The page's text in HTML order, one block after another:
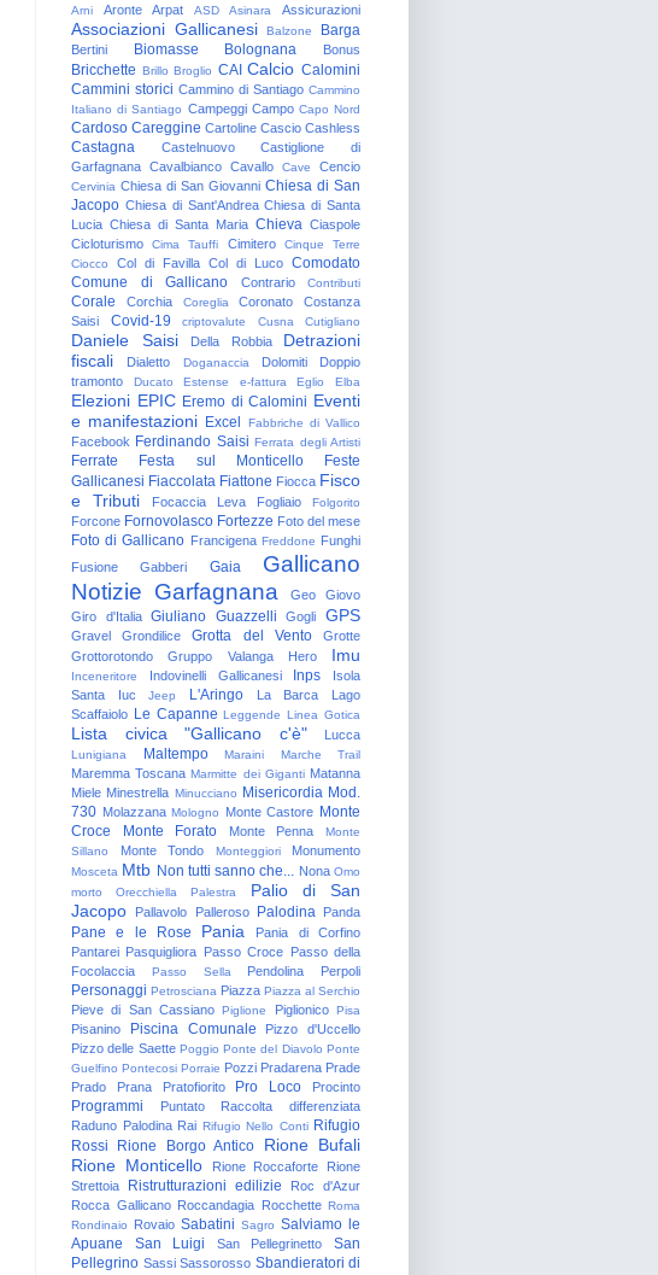
Arni Aronte Arpat ASD Asinara Assicurazioni
Associazioni Gallicanesi Balzone Barga
Bertini Biomasse Bolognana Bonus
Bricchette Brillo Broglio CAI Calcio Calomini
Cammini storici Cammino di Santiago Cammino
Italiano di Santiago Campeggi Campo Capo Nord
Cardoso Careggine Cartoline Cascio Cashless
Castagna Castelnuovo
Castiglione di
Garfagnana Cavalbianco Cavallo Cave Cencio
Cervinia Chiesa di San Giovanni Chiesa di San
Jacopo Chiesa di Sant'Andrea Chiesa di Santa
Lucia Chiesa di Santa Maria Chieva Ciaspole
Cicloturismo
Cima Tauffi Cimitero
Cinque Terre
Ciocco
Col di Favilla Col di Luco Comodato
Comune di Gallicano
Contrario Contributi
Corale Corchia Coreglia Coronato
Costanza
Saisi
Covid-19 criptovalute Cusna Cutigliano
Daniele Saisi Della Robbia
Detrazioni
fiscali
Dialetto Doganaccia Dolomiti
Doppio
tramonto
Ducato Estense e-fattura Eglio Elba
Elezioni EPIC Eremo di Calomini Eventi
e manifestazioni Excel Fabbriche di Vallico
Facebook Ferdinando Saisi Ferrata degli Artisti
Ferrate Festa sul Monticello
Feste
Gallicanesi Fiaccolata Fiattone Fiocca Fisco
e Tributi
Focaccia Leva Fogliaio Folgorito
Forcone Fornovolasco Fortezze Foto del mese
Foto di Gallicano Francigena Freddone Funghi
Fusione
Gabberi Gaia
Gallicano
Notizie Garfagnana Geo
Giovo
Giro d'Italia
Giuliano Guazzelli Gogli GPS
Gravel Grondilice Grotta del Vento
Grotte
Grottorotondo
Gruppo Valanga Hero Imu
Inceneritore Indovinelli Gallicanesi Inps
Isola
Santa
Iuc Jeep L'Aringo La Barca
Lago
Scaffaiolo Le Capanne Leggende Linea Gotica
Lista civica "Gallicano c'è" Lucca
Lunigiana Maltempo Maraini Marche Trail
Maremma Toscana Marmitte dei Giganti Matanna
Miele Minestrella Minucciano Misericordia Mod.
730 Molazzana Mologno Monte Castore Monte
Croce
Monte Forato Monte Penna
Monte
Sillano
Monte Tondo Monteggiori Monumento
Mosceta Mtb Non tutti sanno che... Nona Omo
morto
Orecchiella Palestra
Palio di San
Jacopo
Pallavolo Palleroso Palodina Panda
Pane e le Rose Pania
Pania di Corfino
Pantarei Pasquigliora Passo Croce Passo della
Focolaccia
Passo Sella Pendolina Perpoli
Personaggi Petrosciana Piazza Piazza al Serchio
Pieve di San Cassiano Piglione Piglionico Pisa
Pisanino Piscina Comunale
Pizzo d'Uccello
Pizzo delle Saette Poggio Ponte del Diavolo Ponte
Guelfino Pontecosi Porraie Pozzi Pradarena Prade
Prado
Prana Pratofiorito Pro Loco Procinto
Programmi Puntato
Raccolta differenziata
Raduno Palodina Rai Rifugio Nello Conti Rifugio
Rossi
Rione Borgo Antico
Rione Bufali
Rione Monticello
Rione Roccaforte
Rione
Strettoia
Ristrutturazioni edilizie
Roc d'Azur
Rocca Gallicano Roccandagia Rocchette Roma
Rondinaio
Rovaio Sabatini Sagro Salviamo le
Apuane
San Luigi San Pellegrinetto
San
Pellegrino Sassi Sassorosso Sbandieratori di